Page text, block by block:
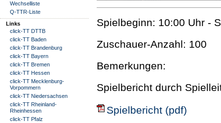
Wechselliste
Q-TTR-Liste
Links
click-TT DTTB
click-TT Baden
click-TT Brandenburg
click-TT Bayern
click-TT Bremen
click-TT Hessen
click-TT Mecklenburg-
Vorpommern
click-TT Niedersachsen
click-TT Rheinland-
Rheinhessen
click-TT Pfalz
Spielbeginn: 10:00 Uhr -
Zuschauer-Anzahl: 100
Bemerkungen:
Spielbericht durch
Spielbericht (pdf)